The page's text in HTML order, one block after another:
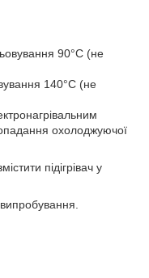
90°С (не
140°С (не
охолоджуючої
підігрівач у